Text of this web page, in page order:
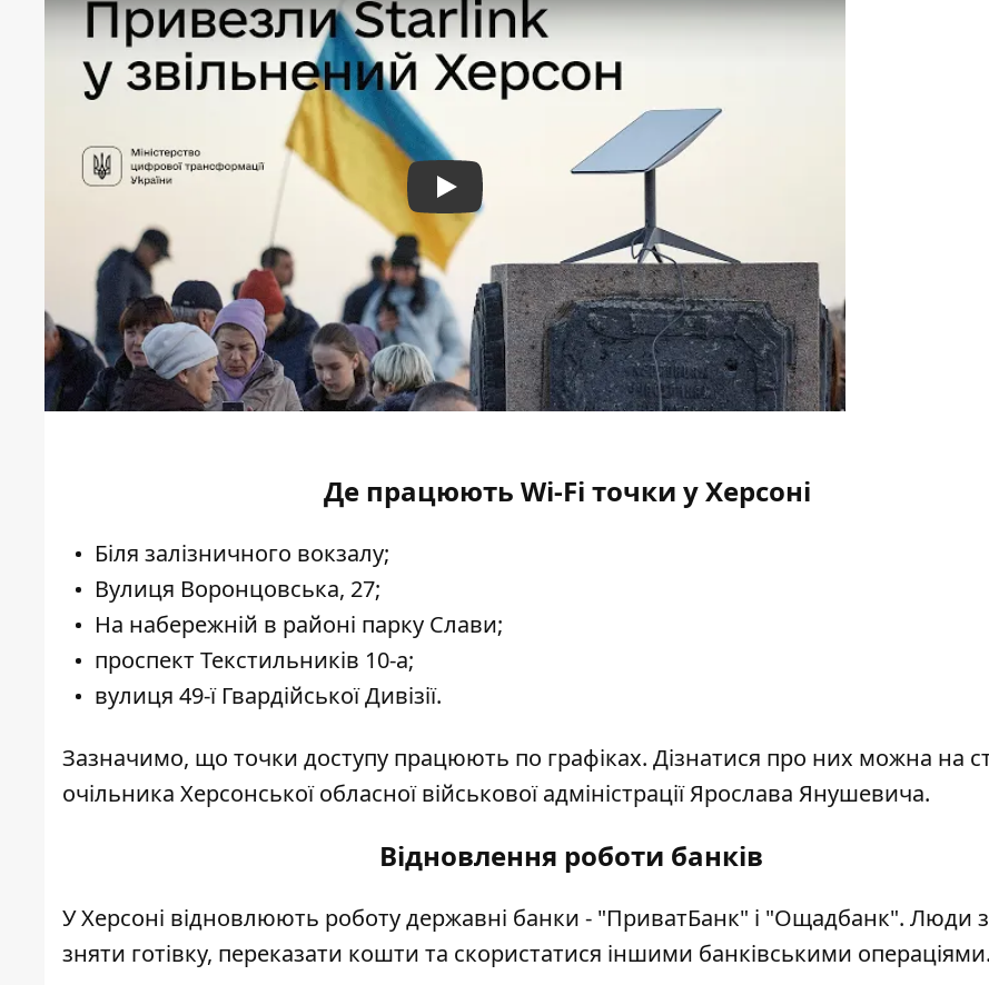
Play
Де працюють Wi-Fi точки у Херсоні
Біля залізничного вокзалу;
Вулиця Воронцовська, 27;
На набережній в районі парку Слави;
проспект Текстильників 10-а;
вулиця 49-ї Гвардійської Дивізії.
Зазначимо, що точки доступу працюють по графіках. Дізнатися про них можна на
очільника Херсонської обласної військової адміністрації Ярослава Янушевича.
Відновлення роботи банків
У Херсоні відновлюють роботу державні банки - "ПриватБанк" і "Ощадбанк". Люди
зняти готівку, переказати кошти та скористатися іншими банківськими операціями.